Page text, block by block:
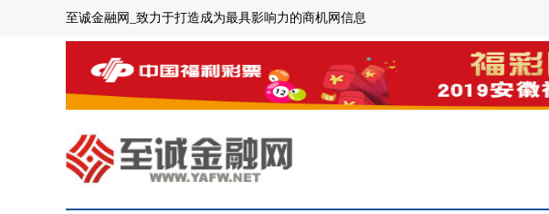
至诚金融网_致力于打造成为最具影响力的商机网信息